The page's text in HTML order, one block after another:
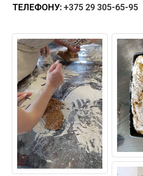
ТЕЛЕФОНУ:+375 29 305-65-95